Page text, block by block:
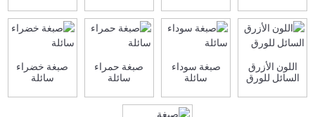
اللون الأزرق
السائل للورق
صبغة سوداء
سائلة
صبغة حمراء
سائلة
صبغة خضراء
سائلة